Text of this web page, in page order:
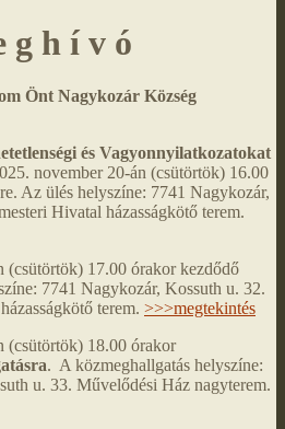
g h í v ó
Önt Nagykozár Község
és Vagyonnyilatkozatokat
november 20-án (csütörtök) 16.00
Az ülés helyszíne: 7741 Nagykozár,
Hivatal házasságkötő terem.
(csütörtök) 17.00 órakor kezdődő
7741 Nagykozár, Kossuth u. 32.
terem. >>>megtekintés
(csütörtök) 18.00 órakor
. A közmeghallgatás helyszíne:
u. 33. Művelődési Ház nagyterem.